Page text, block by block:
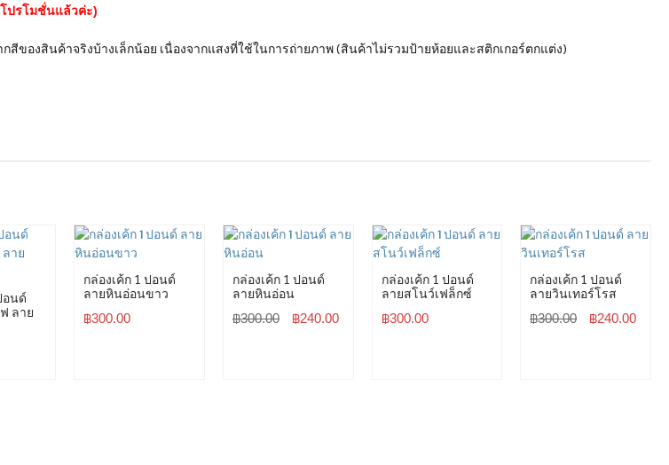
ปรโมชั่นแล้วค่ะ)
สีของสินค้าจริงบ้างเล็กน้อย เนื่องจากแสงที่ใช้ในการถ่ายภาพ (สินค้าไม่รวมป้ายห้อยและสติกเกอร์ตกแต่ง)
อนด์
ลาย
กล่องเค้ก 1 ปอนด์
ลายหินอ่อนขาว
฿300.00
กล่องเค้ก 1 ปอนด์
ลายหินอ่อน
฿300.00 ฿240.00
กล่องเค้ก 1 ปอนด์
ลายสโนว์เฟล็กซ์
฿300.00
กล่องเค้ก 1 ปอนด์
ลายวินเทอร์โรส
฿300.00 ฿240.00